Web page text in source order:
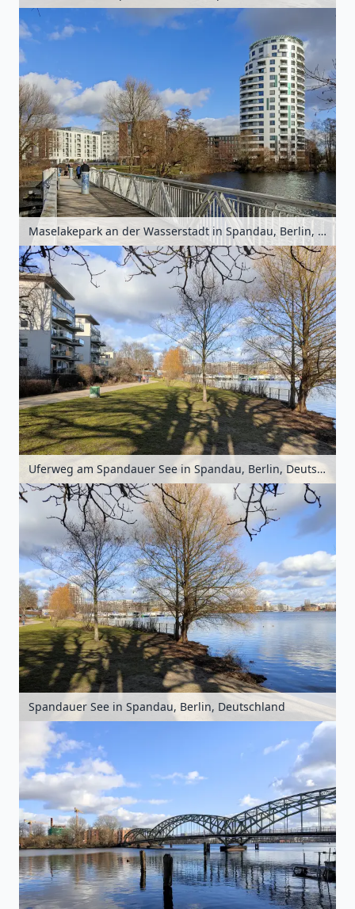
Maselakepark an der Wasserstadt in Spandau, Berlin, Deutschland
Uferweg am Spandauer See in Spandau, Berlin, Deutschland
Spandauer See in Spandau, Berlin, Deutschland